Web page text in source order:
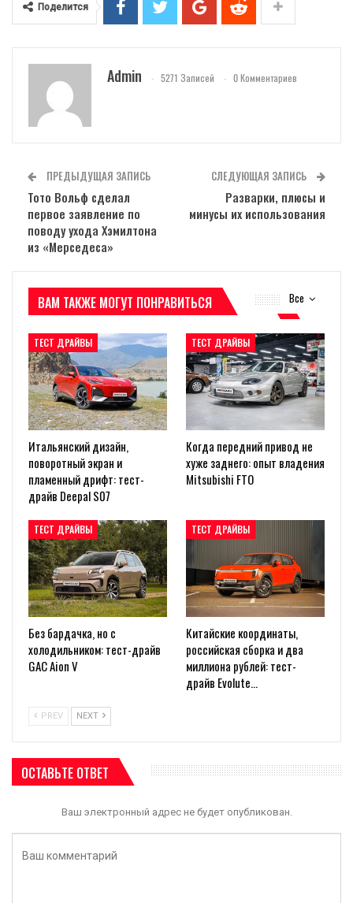
Поделится
Admin 5271 Записей 0 Комментариев
ПРЕДЫДУЩАЯ ЗАПИСЬ
Тото Вольф сделал
первое заявление по
поводу ухода Хэмилтона
из «Мерседеса»
СЛЕДУЮЩАЯ ЗАПИСЬ
Разварки, плюсы и
минусы их использования
Все
ВАМ ТАКЖЕ МОГУТ ПОНРАВИТЬСЯ
ТЕСТ ДРАЙВЫ
Итальянский дизайн,
поворотный экран и
пламенный дрифт: тест-
драйв Deepal S07
ТЕСТ ДРАЙВЫ
Когда передний привод не
хуже заднего: опыт владения
Mitsubishi FTO
ТЕСТ ДРАЙВЫ
Без бардачка, но с
холодильником: тест-драйв
GAC Aion V
ТЕСТ ДРАЙВЫ
Китайские координаты,
российская сборка и два
миллиона рублей: тест-
драйв Evolute…
PREV NEXT
ОСТАВЬТЕ ОТВЕТ
Ваш электронный адрес не будет опубликован.